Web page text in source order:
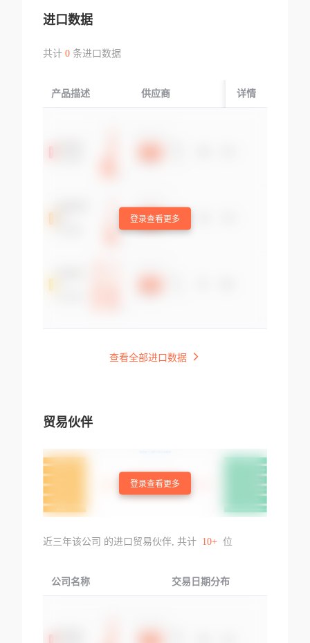
进口数据
共计 0条进口数据
产品描述 供应商 起运国/地区
详情
登录查看更多
查看全部进口数据
贸易伙伴
登录查看更多
近三年该公司 的进口贸易伙伴, 共计 10+ 位
公司名称 交易日期分布